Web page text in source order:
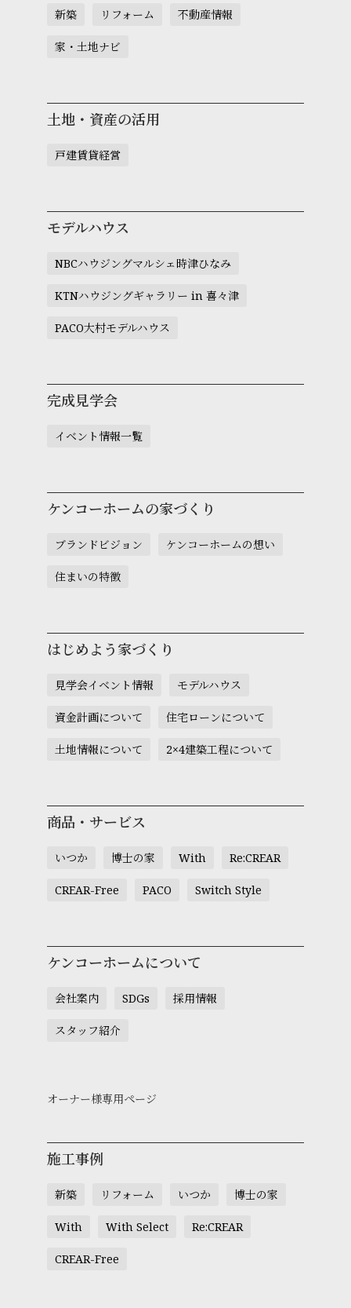
新築 リフォーム 不動産情報
家・土地ナビ
土地・資産の活用
戸建賃貸経営
モデルハウス
NBCハウジングマルシェ時津ひなみ
KTNハウジングギャラリー in 喜々津
PACO大村モデルハウス
完成見学会
イベント情報一覧
ケンコーホームの家づくり
ブランドビジョン ケンコーホームの想い
住まいの特徴
はじめよう家づくり
見学会イベント情報 モデルハウス
資金計画について 住宅ローンについて
土地情報について 2×4建築工程について
商品・サービス
いつか 博士の家 With Re:CREAR
CREAR-Free PACO Switch Style
ケンコーホームについて
会社案内 SDGs 採用情報
スタッフ紹介
オーナー様専用ページ
施工事例
新築 リフォーム いつか 博士の家
With With Select Re:CREAR
CREAR-Free